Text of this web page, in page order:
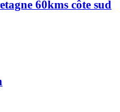
60kms côte sud